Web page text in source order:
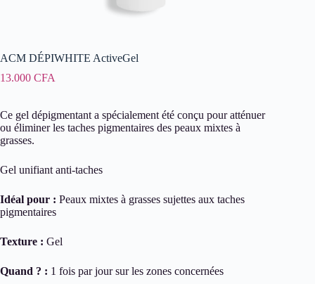
ACM DÉPIWHITE ActiveGel
13.000 CFA
Ce gel dépigmentant a spécialement été conçu pour atténuer
ou éliminer les taches pigmentaires des peaux mixtes à
grasses.
Gel unifiant anti-taches
Idéal pour : Peaux mixtes à grasses sujettes aux taches
pigmentaires
Texture : Gel
Quand ? : 1 fois par jour sur les zones concernées